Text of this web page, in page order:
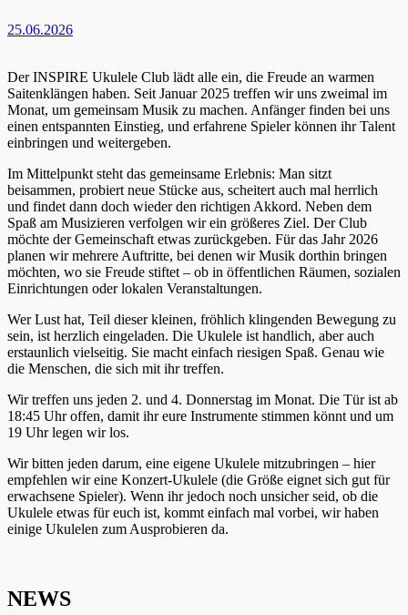
25.06.2026
Der INSPIRE Ukulele Club lädt alle ein, die Freude an warmen
Saitenklängen haben. Seit Januar 2025 treffen wir uns zweimal im
Monat, um gemeinsam Musik zu machen. Anfänger finden bei uns
einen entspannten Einstieg, und erfahrene Spieler können ihr Talent
einbringen und weitergeben.
Im Mittelpunkt steht das gemeinsame Erlebnis: Man sitzt
beisammen, probiert neue Stücke aus, scheitert auch mal herrlich
und findet dann doch wieder den richtigen Akkord. Neben dem
Spaß am Musizieren verfolgen wir ein größeres Ziel. Der Club
möchte der Gemeinschaft etwas zurückgeben. Für das Jahr 2026
planen wir mehrere Auftritte, bei denen wir Musik dorthin bringen
möchten, wo sie Freude stiftet – ob in öffentlichen Räumen, sozialen
Einrichtungen oder lokalen Veranstaltungen.
Wer Lust hat, Teil dieser kleinen, fröhlich klingenden Bewegung zu
sein, ist herzlich eingeladen. Die Ukulele ist handlich, aber auch
erstaunlich vielseitig. Sie macht einfach riesigen Spaß. Genau wie
die Menschen, die sich mit ihr treffen.
Wir treffen uns jeden 2. und 4. Donnerstag im Monat. Die Tür ist ab
18:45 Uhr offen, damit ihr eure Instrumente stimmen könnt und um
19 Uhr legen wir los.
Wir bitten jeden darum, eine eigene Ukulele mitzubringen – hier
empfehlen wir eine Konzert-Ukulele (die Größe eignet sich gut für
erwachsene Spieler). Wenn ihr jedoch noch unsicher seid, ob die
Ukulele etwas für euch ist, kommt einfach mal vorbei, wir haben
einige Ukulelen zum Ausprobieren da.
NEWS